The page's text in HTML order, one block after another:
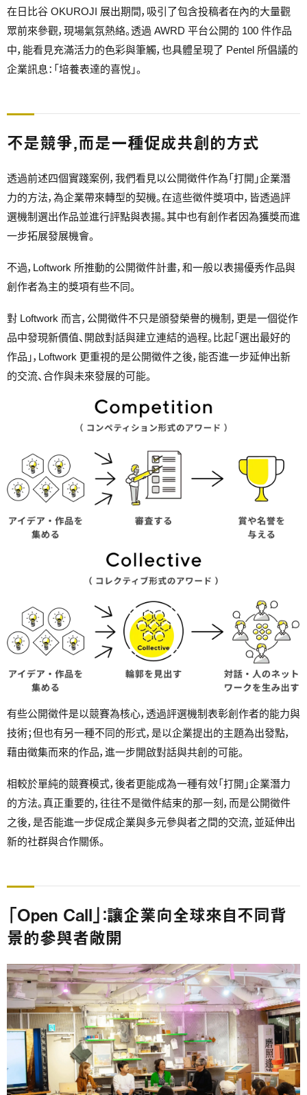
在日比谷 OKUROJI 展出期間，吸引了包含投稿者在內的大量觀
眾前來參觀，現場氣氛熱絡。透過 AWRD 平台公開的 100 件作品
中，能看見充滿活力的色彩與筆觸，也具體呈現了 Pentel 所倡議的
企業訊息：「培養表達的喜悅」。
不是競爭，而是一種促成共創的方式
透過前述四個實踐案例，我們看見以公開徵件作為「打開」企業潛
力的方法，為企業帶來轉型的契機。在這些徵件獎項中，皆透過評
選機制選出作品並進行評點與表揚。其中也有創作者因為獲獎而進
一步拓展發展機會。
不過，Loftwork 所推動的公開徵件計畫，和一般以表揚優秀作品與
創作者為主的獎項有些不同。
對 Loftwork 而言，公開徵件不只是頒發榮譽的機制，更是一個從作
品中發現新價值、開啟對話與建立連結的過程。比起「選出最好的
作品」，Loftwork 更重視的是公開徵件之後，能否進一步延伸出新
的交流、合作與未來發展的可能。
有些公開徵件是以競賽為核心，透過評選機制表彰創作者的能力與
技術；但也有另一種不同的形式，是以企業提出的主題為出發點，
藉由徵集而來的作品，進一步開啟對話與共創的可能。
相較於單純的競賽模式，後者更能成為一種有效「打開」企業潛力
的方法。真正重要的，往往不是徵件結束的那一刻，而是公開徵件
之後，是否能進一步促成企業與多元參與者之間的交流，並延伸出
新的社群與合作關係。
「Open Call」：讓企業向全球來自不同背
景的參與者敞開